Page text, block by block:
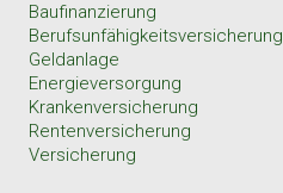
Baufinanzierung
Berufsunfähigkeitsversicherung
Geldanlage
Energieversorgung
Krankenversicherung
Rentenversicherung
Versicherung